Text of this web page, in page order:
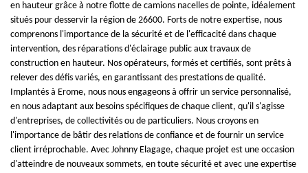
en hauteur grâce à notre flotte de camions nacelles de pointe, idéalement
situés pour desservir la région de 26600. Forts de notre expertise, nous
comprenons l'importance de la sécurité et de l'efficacité dans chaque
intervention, des réparations d'éclairage public aux travaux de
construction en hauteur. Nos opérateurs, formés et certifiés, sont prêts à
relever des défis variés, en garantissant des prestations de qualité.
Implantés à Erome, nous nous engageons à offrir un service personnalisé,
en nous adaptant aux besoins spécifiques de chaque client, qu'il s'agisse
d'entreprises, de collectivités ou de particuliers. Nous croyons en
l'importance de bâtir des relations de confiance et de fournir un service
client irréprochable. Avec Johnny Elagage, chaque projet est une occasion
d'atteindre de nouveaux sommets, en toute sécurité et avec une expertise